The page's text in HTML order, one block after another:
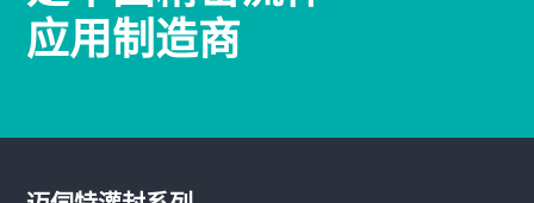
应用制造商